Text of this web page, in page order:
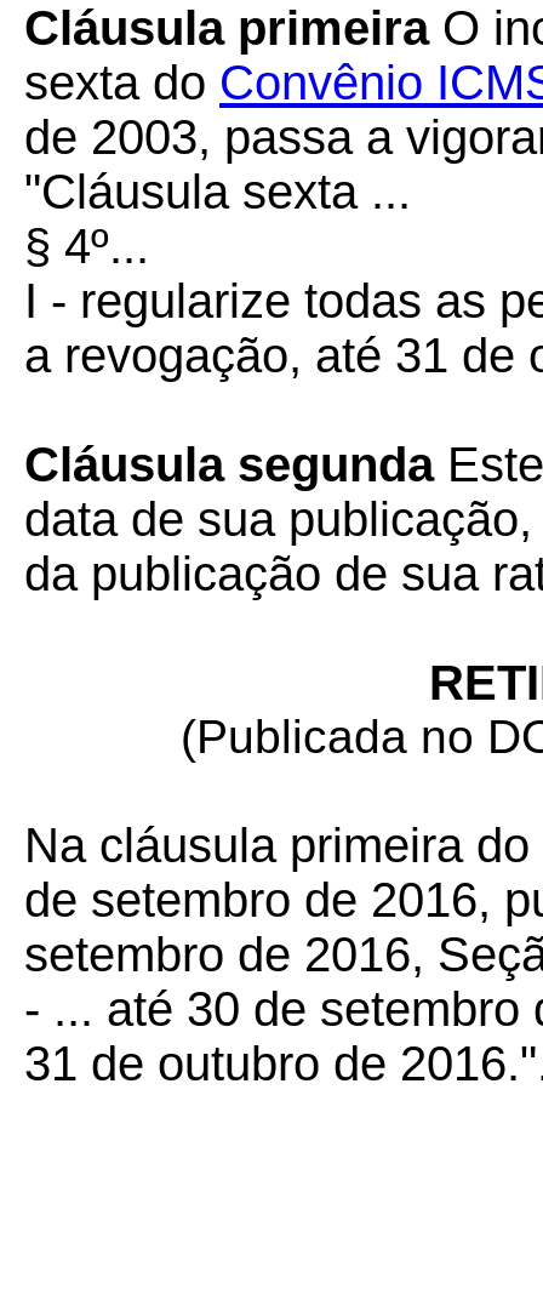
Cláusula primeiraO
sexta do Convênio
de 2003, passa a
"Cláusula sexta ...
§ 4º...
I - regularize todas as
a revogação, até 31 de
Cláusula segunda
data de sua
da publicação de sua
(Publicada no
Na cláusula primeira
de setembro de 2016,
setembro de 2016,
- ... até 30 de setembro
31 de outubro de